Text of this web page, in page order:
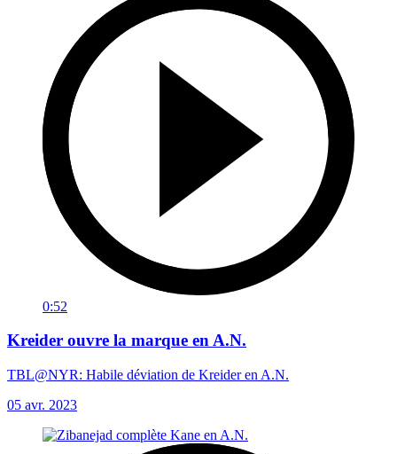
0:52
Kreider ouvre la marque en A.N.
TBL@NYR: Habile déviation de Kreider en A.N.
05 avr. 2023